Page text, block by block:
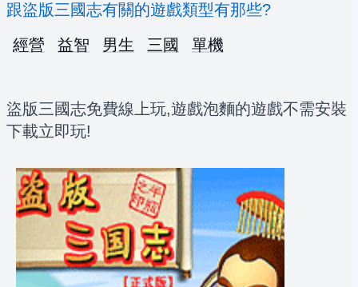
跟盜版三國志有關的遊戲類型有那些?
經營
益智 男生 三國 單機
盜版三國志免費線上玩,遊戲泡麵的遊戲不需安裝
下載立即玩!